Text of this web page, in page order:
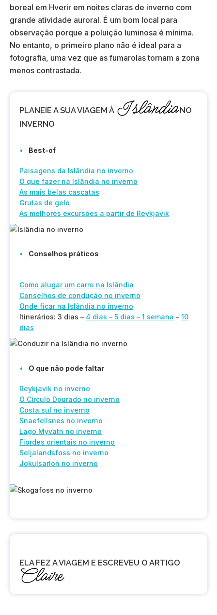
boreal em Hverir em noites claras de inverno com
grande atividade auroral. É um bom local para
observação porque a poluição luminosa é mínima.
No entanto, o primeiro plano não é ideal para a
fotografia, uma vez que as fumarolas tornam a zona
menos contrastada.
PLANEIE A SUA VIAGEM À IslândiaNO
INVERNO
Best-of
Paisagens da Islândia no inverno
O que fazer na Islândia no inverno
As mais belas cascatas
Grutas de gelo
As melhores excursões a partir de Reykjavik
Conselhos práticos
Como alugar um carro na Islândia
Conselhos de condução no inverno
Onde ficar na Islândia no inverno
Itinerários: 3 dias – 4 dias – 5 dias – 1 semana – 10
dias
O que não pode faltar
Reykjavik no inverno
O Círculo Dourado no inverno
Costa sul no inverno
Snaefellsnes no inverno
Lago Myvatn no inverno
Fiordes orientais no inverno
Seljalandsfoss no inverno
Jokulsarlon no inverno
ELA FEZ A VIAGEM E ESCREVEU O ARTIGO
Claire